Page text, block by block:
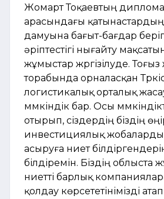
Жомарт Тоқаевтың
арасындағы қатынастардың
дамуына бағыт-бағдар
әріптестігі нығайту
жұмыстар жүргізілуде.
торабында орналасқан
логистикалық орталық
мүмкіндік бар. Осы
отырып, сіздердің біздің
инвестициялық жобаларды
асыруға ниет
білдіремін. Біздің облыста
ниетті барлық
қолдау көрсететінімізді